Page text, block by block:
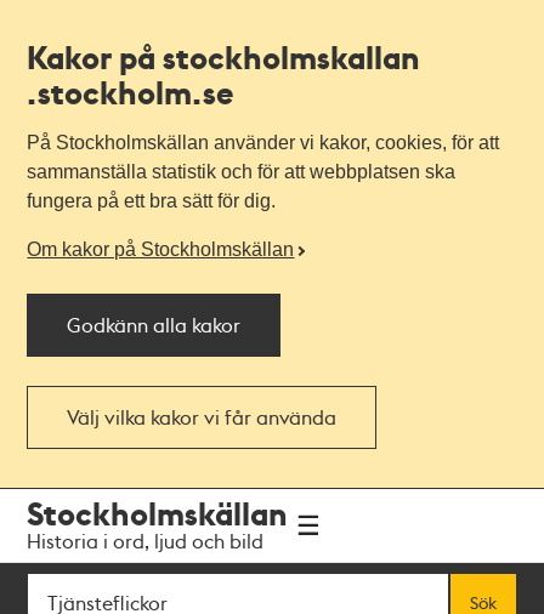
Kakor på stockholmskallan
.stockholm.se
På Stockholmskällan använder vi kakor, cookies, för att
sammanställa statistik och för att webbplatsen ska
fungera på ett bra sätt för dig.
Om kakor på Stockholmskällan
Godkänn alla kakor
Välj vilka kakor vi får använda
navigationen
huvudinnehållet
Stockholmskällan
Historia i ord, ljud och bild
Sök
Sök